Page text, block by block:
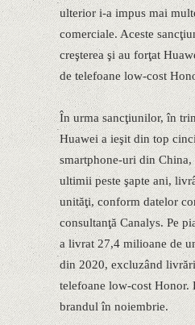
ulterior i-a impus mai
comerciale. Aceste
creşterea şi au forţat
de telefoane low-cost
În urma sancţiunilor, în
Huawei a ieşit din top
smartphone-uri din
ultimii peste şapte ani,
unităţi, conform datelor
consultanţă Canalys. Pe
a livrat 27,4 milioane de
din 2020, excluzând
telefoane low-cost Honor.
brandul în noiembrie.